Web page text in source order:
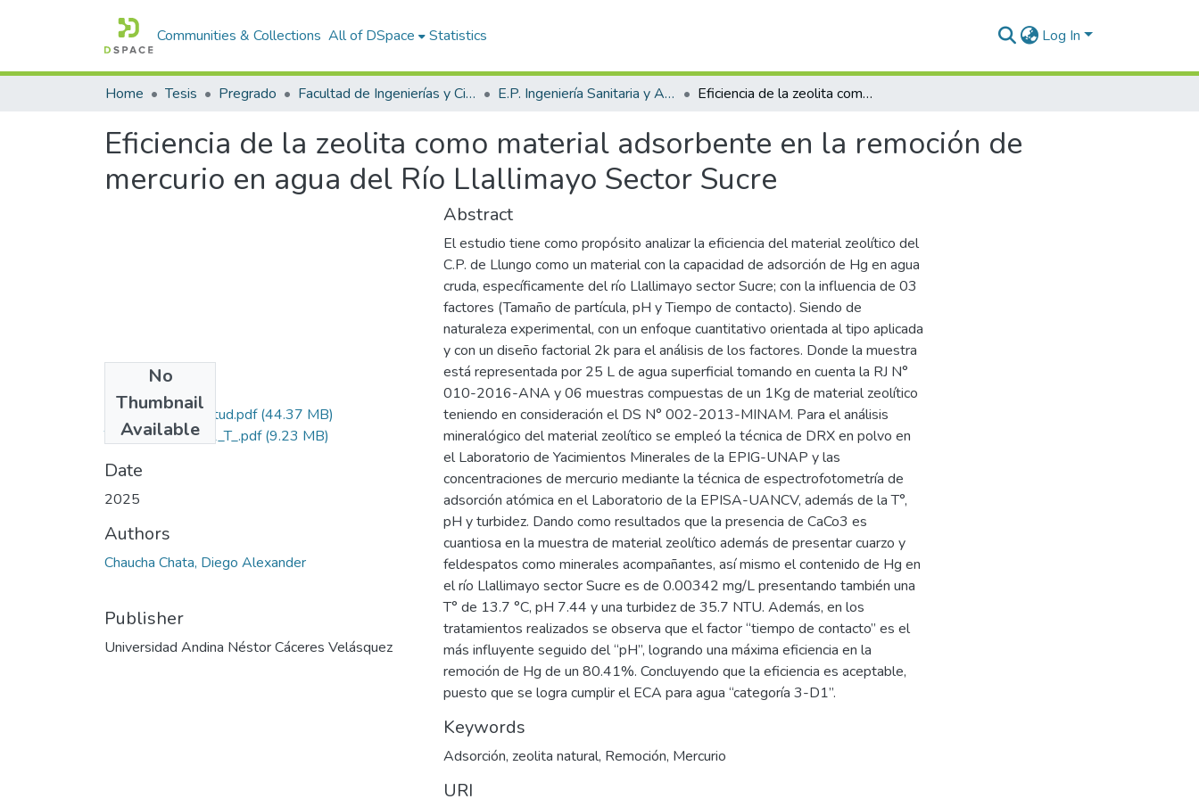
Communities & Collections All of DSpace Statistics Log In
Home Tesis Pregrado Facultad de Ingenierías y Ciencias Puras E.P. Ingeniería Sanitaria y Ambiental Eficiencia de la zeolita como material adsorbente en la remoción de mercurio en agua del Río Llallimayo Sector Sucre
Eficiencia de la zeolita como material adsorbente en la remoción de
mercurio en agua del Río Llallimayo Sector Sucre
No
Thumbnail
Available
Grado de Similitud.pdf(44.37 MB)
T036_75929891_T_.pdf(9.23 MB)
Date
2025
Authors
Chaucha Chata, Diego Alexander
Publisher
Universidad Andina Néstor Cáceres Velásquez
Abstract
El estudio tiene como propósito analizar la eficiencia del material zeolítico del
C.P. de Llungo como un material con la capacidad de adsorción de Hg en agua
cruda, específicamente del río Llallimayo sector Sucre; con la influencia de 03
factores (Tamaño de partícula, pH y Tiempo de contacto). Siendo de
naturaleza experimental, con un enfoque cuantitativo orientada al tipo aplicada
y con un diseño factorial 2k para el análisis de los factores. Donde la muestra
está representada por 25 L de agua superficial tomando en cuenta la RJ N°
010-2016-ANA y 06 muestras compuestas de un 1Kg de material zeolítico
teniendo en consideración el DS N° 002-2013-MINAM. Para el análisis
mineralógico del material zeolítico se empleó la técnica de DRX en polvo en
el Laboratorio de Yacimientos Minerales de la EPIG-UNAP y las
concentraciones de mercurio mediante la técnica de espectrofotometría de
adsorción atómica en el Laboratorio de la EPISA-UANCV, además de la T°,
pH y turbidez. Dando como resultados que la presencia de CaCo3 es
cuantiosa en la muestra de material zeolítico además de presentar cuarzo y
feldespatos como minerales acompañantes, así mismo el contenido de Hg en
el río Llallimayo sector Sucre es de 0.00342 mg/L presentando también una
T° de 13.7 °C, pH 7.44 y una turbidez de 35.7 NTU. Además, en los
tratamientos realizados se observa que el factor “tiempo de contacto” es el
más influyente seguido del “pH”, logrando una máxima eficiencia en la
remoción de Hg de un 80.41%. Concluyendo que la eficiencia es aceptable,
puesto que se logra cumplir el ECA para agua “categoría 3-D1”.
Keywords
Adsorción, zeolita natural, Remoción, Mercurio
URI